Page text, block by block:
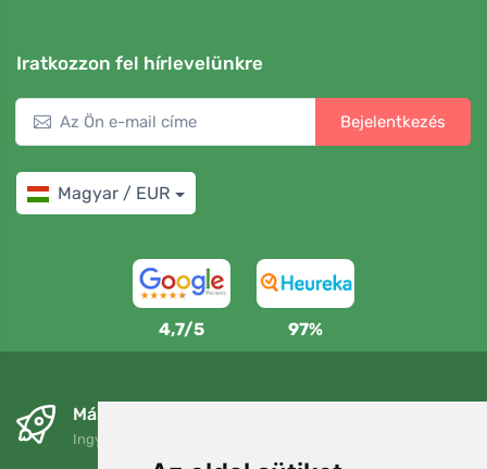
Iratkozzon fel hírlevelünkre
Bejelentkezés
Magyar / EUR
4,7/5 97%
Másnapra és ingyenesen
Ingyenes szállítás a következő összeg felett: 80 EUR